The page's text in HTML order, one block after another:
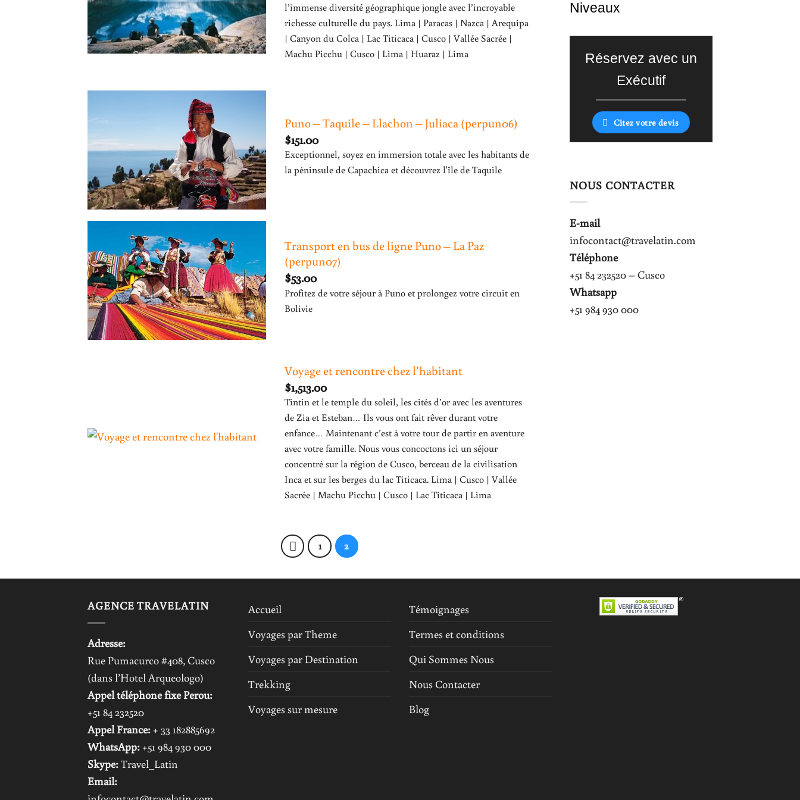
l’immense diversité géographique jongle avec l’incroyable
richesse culturelle du pays. Lima | Paracas | Nazca | Arequipa
| Canyon du Colca | Lac Titicaca | Cusco | Vallée Sacrée |
Machu Picchu | Cusco | Lima | Huaraz | Lima
Puno – Taquile – Llachon – Juliaca (perpun06)
$151.00
Exceptionnel, soyez en immersion totale avec les habitants de
la péninsule de Capachica et découvrez l'île de Taquile
Transport en bus de ligne Puno – La Paz
(perpun07)
$53.00
Profitez de votre séjour à Puno et prolongez votre circuit en
Bolivie
Voyage et rencontre chez l’habitant
$1,513.00
Tintin et le temple du soleil, les cités d’or avec les aventures
de Zia et Esteban… Ils vous ont fait rêver durant votre
enfance… Maintenant c’est à votre tour de partir en aventure
avec votre famille. Nous vous concoctons ici un séjour
concentré sur la région de Cusco, berceau de la civilisation
Inca et sur les berges du lac Titicaca. Lima | Cusco | Vallée
Sacrée | Machu Picchu | Cusco | Lac Titicaca | Lima
1 2
Niveaux
Réservez avec un
Exécutif
Citez votre devis
NOUS CONTACTER
E-mail
infocontact@travelatin.com
Téléphone
+51 84 232520 – Cusco
Whatsapp
+51 984 930 000
AGENCE TRAVELATIN
Adresse:
Rue Pumacurco #408, Cusco
(dans l’Hotel Arqueologo)
Appel téléphone fixe Perou:
+51 84 232520
Appel France: + 33 182885692
WhatsApp: +51 984 930 000
Skype:Travel_Latin
Email:
Accueil
Voyages par Theme
Voyages par Destination
Trekking
Voyages sur mesure
Témoignages
Termes et conditions
Qui Sommes Nous
Nous Contacter
Blog